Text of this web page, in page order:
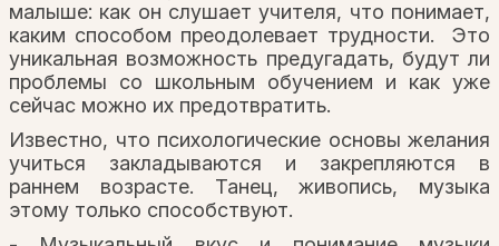
малыше: как он слушает учителя, что понимает,
каким способом преодолевает трудности. Это
уникальная возможность предугадать, будут ли
проблемы со школьным обучением и как уже
сейчас можно их предотвратить.
Известно, что психологические основы желания
учиться закладываются и закрепляются в
раннем возрасте. Танец, живопись, музыка
этому только способствуют.